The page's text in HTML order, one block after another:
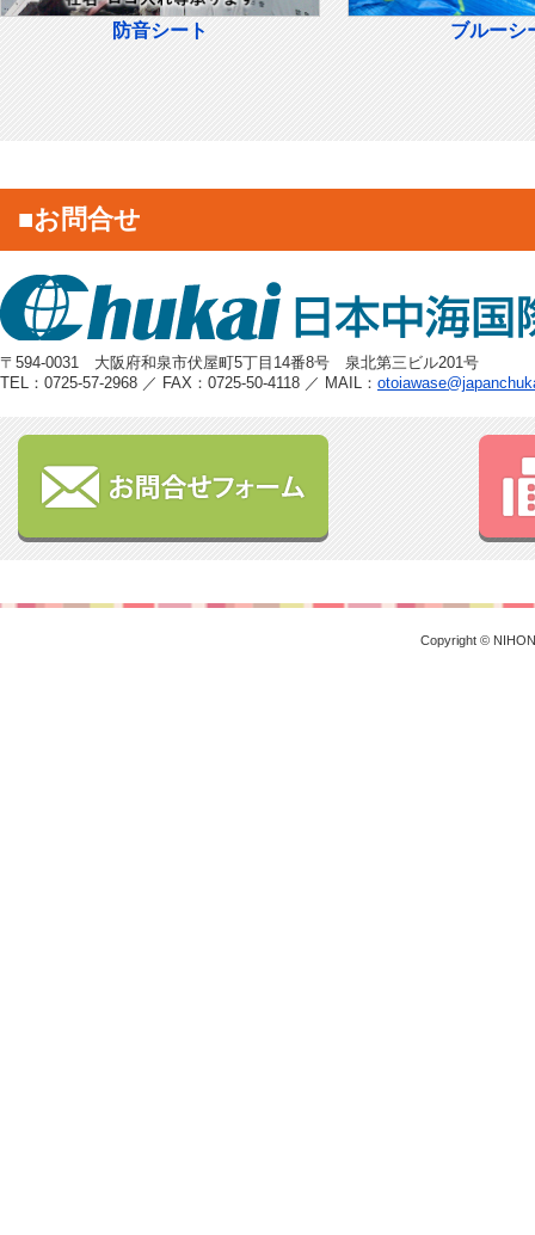
防音シート ブルーシ
■お問合せ
〒594-0031 大阪府和泉市伏屋町5丁目14番8号 泉北第三ビル201号
TEL：0725-57-2968 ／ FAX：0725-50-4118 ／ MAIL：
Copyright ©